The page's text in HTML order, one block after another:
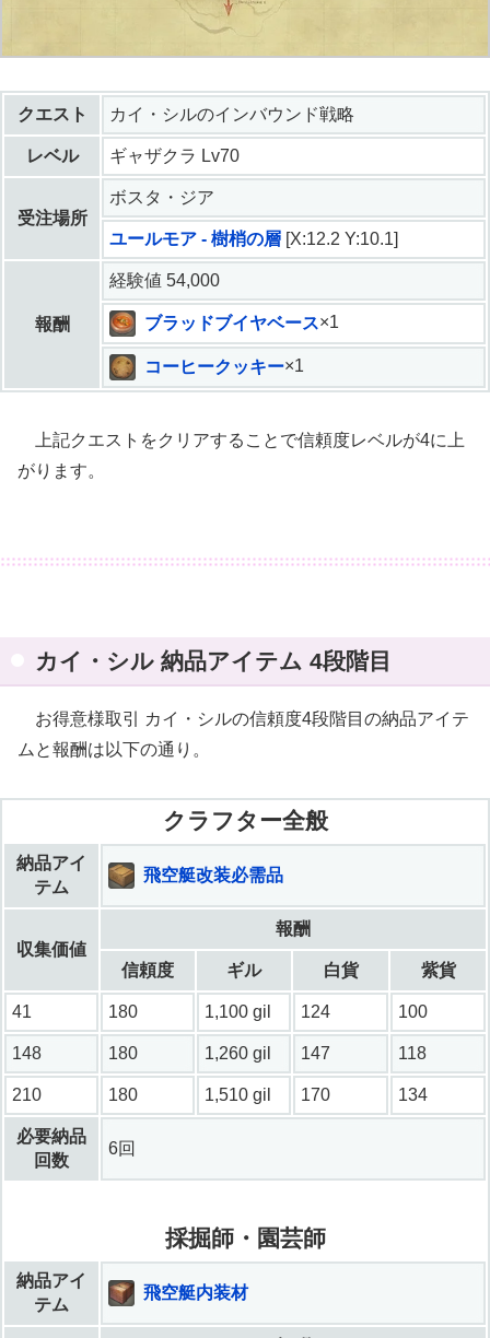
クエスト カイ・シルのインバウンド戦略
レベル ギャザクラ Lv70
受注場所
ボスタ・ジア
ユールモア - 樹梢の層 [X:12.2 Y:10.1]
報酬
経験値 54,000
ブラッドブイヤベース×1
コーヒークッキー×1
上記クエストをクリアすることで信頼度レベルが4に上
がります。
カイ・シル 納品アイテム 4段階目
お得意様取引 カイ・シルの信頼度4段階目の納品アイテ
ムと報酬は以下の通り。
クラフター全般
納品アイ
テム
飛空艇改装必需品
収集価値
報酬
信頼度 ギル 白貨 紫貨
41 180 1,100 gil 124 100
148 180 1,260 gil 147 118
210 180 1,510 gil 170 134
必要納品
回数
6回
採掘師・園芸師
納品アイ
テム
飛空艇内装材